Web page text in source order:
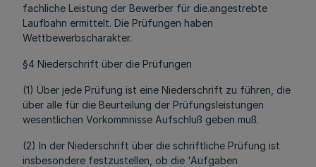
fachliche Leistung der Bewerber für die.angestrebte
Laufbahn ermittelt. Die Prüfungen haben
Wettbewerbscharakter.
§4 Niederschrift über die Prüfungen
(1) Über jede Prüfung ist eine Niederschrift zu führen, die
über alle für die Beurteilung der Prüfungsleistungen
wesentlichen Vorkommnisse Aufschluß geben muß.
(2) In der Niederschrift über die schriftliche Prüfung ist
insbesondere festzustellen, ob die 'Aufgaben